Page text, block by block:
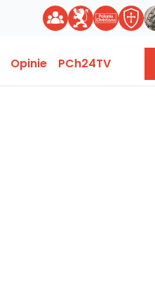
Opinie PCh24TV